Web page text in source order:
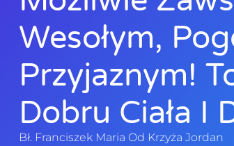
Wesołym,
Przyjaznym!
Dobru Ciała I
Bł. Franciszek Maria Od Krzyża Jordan